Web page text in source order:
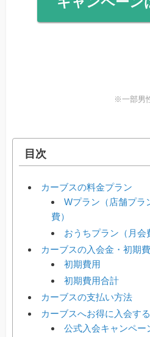
※一部男
目次
カーブスの料金プラン
Wプラン（店舗プラ
費）
おうちプラン（月会
カーブスの入会金・初期
初期費用
初期費用合計
カーブスの支払い方法
カーブスへお得に入会す
公式入会キャンペー